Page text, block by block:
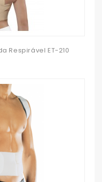
Respirável ET-210